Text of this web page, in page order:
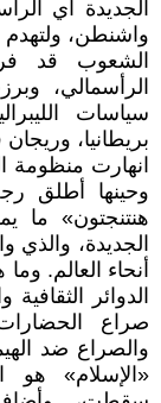
الجديدة أي
واشنطن، ولتهدم
الشعوب قد
الرأسمالي،
سياسات
بريطانيا،
انهارت منظومة
وحينها أطلق
هنتنجتون» ما
الجديدة، والذي
أنحاء العالم.
الدوائر
صراع
والصراع ضد
«الإسلام» هو